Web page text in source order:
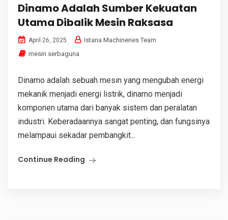
Dinamo Adalah Sumber Kekuatan
Utama Dibalik Mesin Raksasa
April 26, 2025
Istana Machineries Team
mesin serbaguna
Dinamo adalah sebuah mesin yang mengubah energi
mekanik menjadi energi listrik, dinamo menjadi
komponen utama dari banyak sistem dan peralatan
industri. Keberadaannya sangat penting, dan fungsinya
melampaui sekadar pembangkit...
Continue Reading